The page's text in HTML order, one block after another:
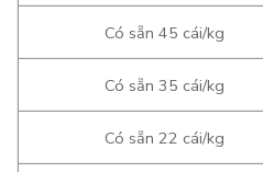
Có sẵn 45 cái/kg
Có sẵn 35 cái/kg
Có sẵn 22 cái/kg